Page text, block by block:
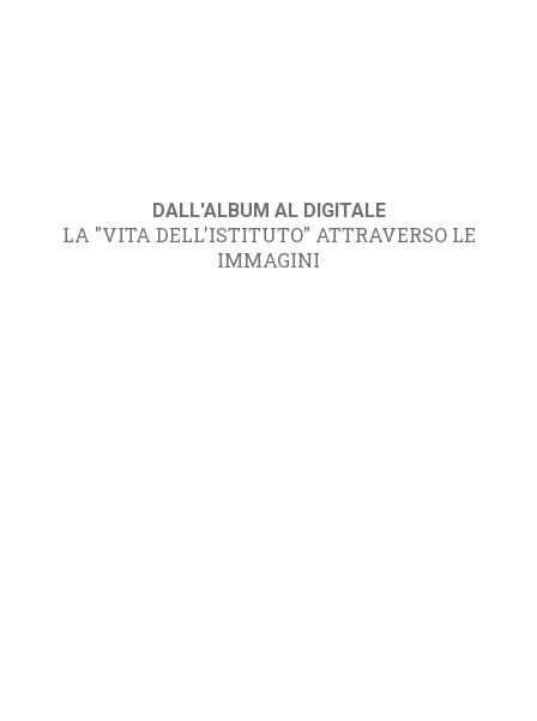
DALL'ALBUM AL DIGITALE
LA "VITA DELL'ISTITUTO" ATTRAVERSO LE
IMMAGINI